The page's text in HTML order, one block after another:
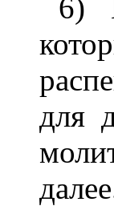
6)
для